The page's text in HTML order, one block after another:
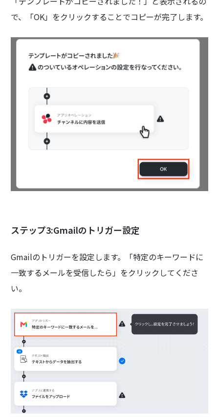
で、「OK」をクリックすることでコピーが完了します。
ステップ3:Gmailのトリガー設定
Gmailのトリガーを設定します。「特定のキーワードに
一致するメールを受信したら」をクリックしてくださ
い。